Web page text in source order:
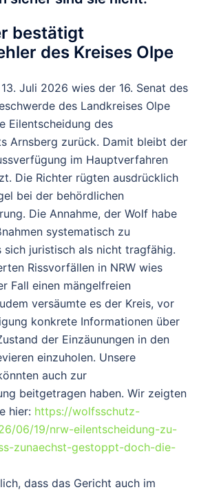
bestätigt
des Kreises Olpe
Juli 2026 wies der 16. Senat des
des Landkreises Olpe
Eilentscheidung des
Arnsberg zurück. Damit bleibt der
im Hauptverfahren
Die Richter rügten ausdrücklich
bei der behördlichen
Die Annahme, der Wolf habe
systematisch zu
sich juristisch als nicht tragfähig.
Rissvorfällen in NRW wies
Fall einen mängelfreien
versäumte es der Kreis, vor
konkrete Informationen über
der Einzäunungen in den
einzuholen. Unsere
auch zur
beitgetragen haben. Wir zeigten
hier: https://wolfsschutz-
06/19/nrw-eilentscheidung-zu-
zunaechst-gestoppt-doch-die-
dass das Gericht auch im